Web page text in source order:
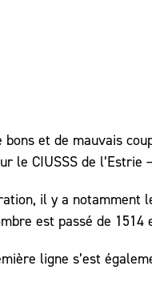
et de mauvais
le CIUSSS de l’Estrie
il y a notamment
est passé de
ligne s’est